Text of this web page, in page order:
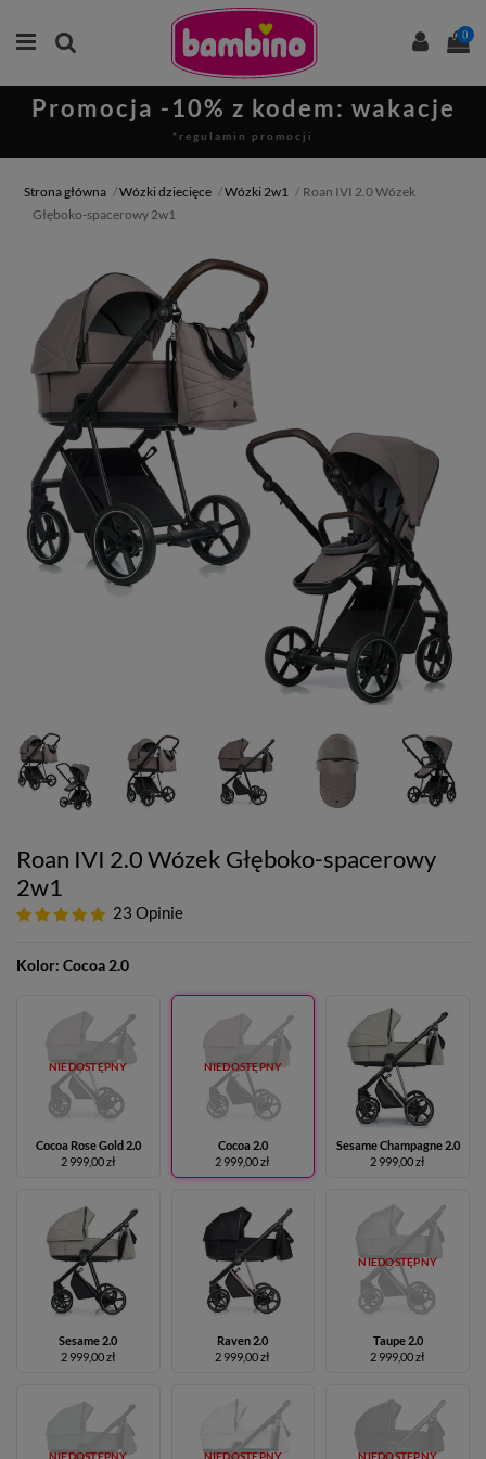
0
Promocja -10% z kodem: wakacje
*regulamin promocji
Strona główna Wózki dziecięce Wózki 2w1
Roan IVI 2.0 Wózek
Głęboko-spacerowy 2w1
Roan IVI 2.0 Wózek Głęboko-spacerowy
2w1
23 Opinie
Kolor: Cocoa 2.0
NIEDOSTĘPNY
Cocoa Rose Gold 2.0
2 999,00 zł
NIEDOSTĘPNY
Cocoa 2.0
2 999,00 zł
Sesame Champagne 2.0
2 999,00 zł
Sesame 2.0
2 999,00 zł
Raven 2.0
2 999,00 zł
NIEDOSTĘPNY
Taupe 2.0
2 999,00 zł
NIEDOSTĘPNY NIEDOSTĘPNY NIEDOSTĘPNY